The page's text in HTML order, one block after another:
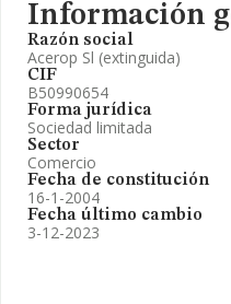
Información
Razón social
Acerop Sl (extinguida)
CIF
B50990654
Forma jurídica
Sociedad limitada
Sector
Comercio
Fecha de constitución
16-1-2004
Fecha último cambio
3-12-2023